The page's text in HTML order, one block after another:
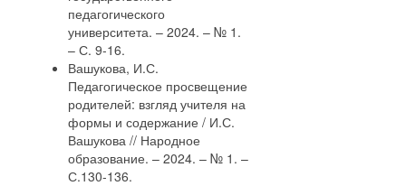
педагогического
университета. – 2024. – № 1.
– С. 9-16.
Вашукова, И.С.
Педагогическое просвещение
родителей: взгляд учителя на
формы и содержание / И.С.
Вашукова // Народное
образование. – 2024. – № 1. –
С.130-136.